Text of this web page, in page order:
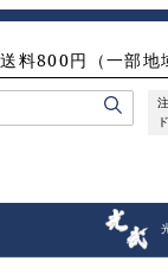
料800円（一部
ド